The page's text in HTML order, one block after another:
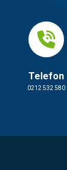
Telefon
0212 532 580